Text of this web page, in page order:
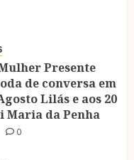
Presente
de conversa em
Lilás e aos 20
Maria da Penha
0